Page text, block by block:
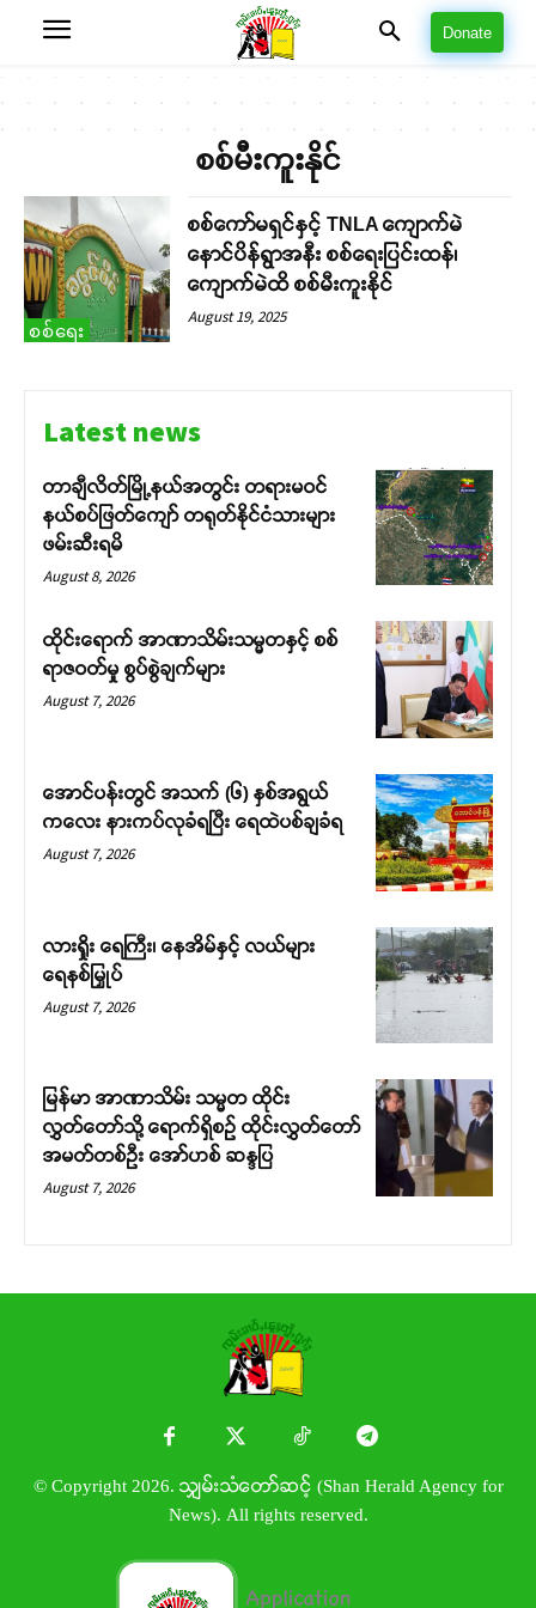
Donate
စစ်မီးကူးနိုင်
စစ်ရေး
စစ်ကော်မရှင်နှင့် TNLA ကျောက်မဲ
နောင်ပိန်ရွာအနီး စစ်ရေးပြင်းထန်၊
ကျောက်မဲထိ စစ်မီးကူးနိုင်
August 19, 2025
Latest news
တာချီလိတ်မြို့နယ်အတွင်း တရားမဝင်
နယ်စပ်ဖြတ်ကျော် တရုတ်နိုင်ငံသားများ
ဖမ်းဆီးရမိ
August 8, 2026
ထိုင်းရောက် အာဏာသိမ်းသမ္မတနှင့် စစ်
ရာဇဝတ်မှု စွပ်စွဲချက်များ
August 7, 2026
အောင်ပန်းတွင် အသက် (၆) နှစ်အရွယ်
ကလေး နားကပ်လုခံရပြီး ရေထဲပစ်ချခံရ
August 7, 2026
လားရှိုး ရေကြီး၊ နေအိမ်နှင့် လယ်များ
ရေနစ်မြှုပ်
August 7, 2026
မြန်မာ အာဏာသိမ်း သမ္မတ ထိုင်း
လွှတ်တော်သို့ ရောက်ရှိစဉ် ထိုင်းလွှတ်တော်
အမတ်တစ်ဦး အော်ဟစ် ဆန္ဒပြ
August 7, 2026
© Copyright 2026. သျှမ်းသံတော်ဆင့် (Shan Herald Agency for
News). All rights reserved.